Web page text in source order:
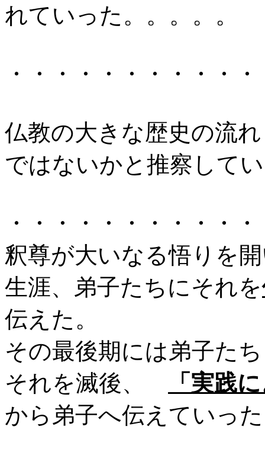
れていった。。。。。
・・・・・・・・・・
仏教の大きな歴史の流
ではないかと推察して
・・・・・・・・・・
釈尊が大いなる悟りを
生涯、弟子たちにそれを
伝えた。
その最後期には弟子た
それを滅後、
「実践
から弟子へ伝えていっ